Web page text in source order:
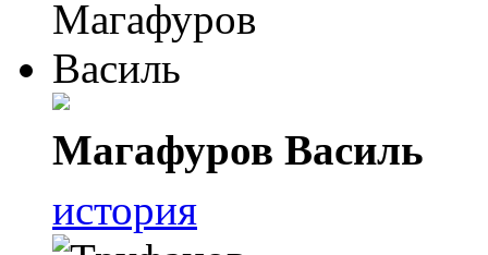
Магафуров Василь
история